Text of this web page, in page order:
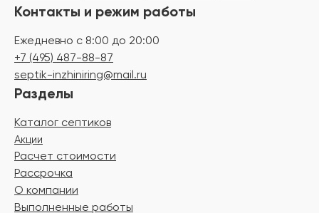
Контакты и режим работы
Ежедневно с 8:00 до 20:00
+7 (495) 487-88-87
septik-inzhiniring@mail.ru
Разделы
Каталог септиков
Акции
Расчет стоимости
Рассрочка
О компании
Выполненные работы